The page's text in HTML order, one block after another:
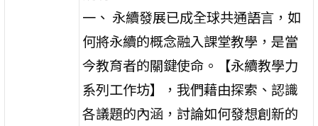
一、 永續發展已成全球共通語言，如
何將永續的概念融入課堂教學，是當
今教育者的關鍵使命。【永續教學力
系列工作坊】，我們藉由探索、認識
各議題的內涵，討論如何發想創新的